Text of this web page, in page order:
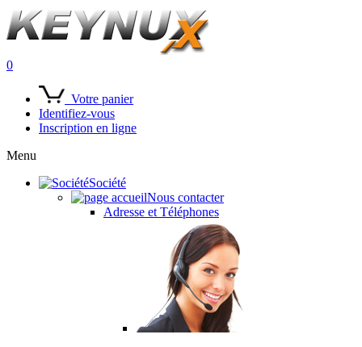
0
Votre panier
Identifiez-vous
Inscription en ligne
Menu
Société
Nous contacter
Adresse et Téléphones